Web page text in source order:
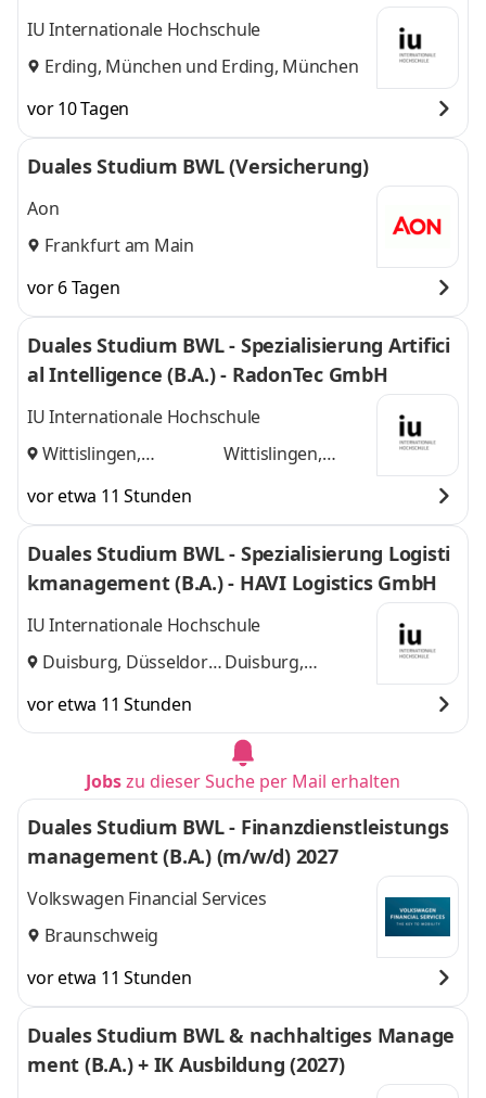
IU Internationale Hochschule
Erding, München und Erding, München
vor 10 Tagen
Duales Studium BWL (Versicherung)
Aon
Frankfurt am Main
vor 6 Tagen
Duales Studium BWL - Spezialisierung Artifici
al Intelligence (B.A.) - RadonTec GmbH
IU Internationale Hochschule
Wittislingen,
Wittislingen,
vor etwa 11 Stunden
Duales Studium BWL - Spezialisierung Logisti
kmanagement (B.A.) - HAVI Logistics GmbH
IU Internationale Hochschule
Duisburg, Düsseldorf Duisburg,
vor etwa 11 Stunden
Jobszu dieser Suche per Mail erhalten
Duales Studium BWL - Finanzdienstleistungs
management (B.A.) (m/w/d) 2027
Volkswagen Financial Services
Braunschweig
vor etwa 11 Stunden
Duales Studium BWL & nachhaltiges Manage
ment (B.A.) + IK Ausbildung (2027)